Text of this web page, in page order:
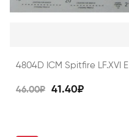
4804D ICM Spitfire LF.XVI E
46.00₽ 41.40₽